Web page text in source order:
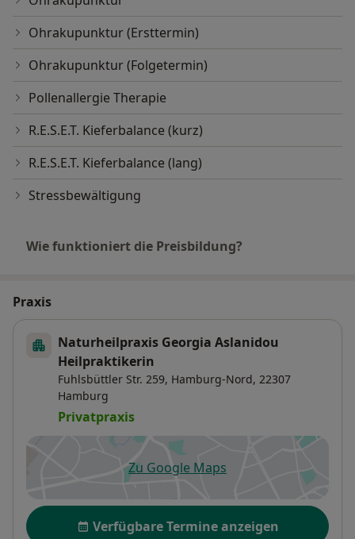
Ohrakupunktur (Ersttermin)
Ohrakupunktur (Folgetermin)
Pollenallergie Therapie
R.E.S.E.T. Kieferbalance (kurz)
R.E.S.E.T. Kieferbalance (lang)
Stressbewältigung
Wie funktioniert die Preisbildung?
Praxis
Naturheilpraxis Georgia Aslanidou
Heilpraktikerin
Fuhlsbüttler Str. 259, Hamburg-Nord, 22307
Hamburg
Privatpraxis
Zu Google Mapsöffnet in einer neuen
Verfügbarkeit
Verfügbare Termine anzeigen